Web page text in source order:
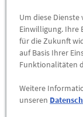
Zum Beispiel
Modelle:
164121 (ML 300
Um diese
Einwilligung. Ihre
für die Zukunft
auf Basis Ihrer
Funktionalitäten
Weitere
unseren